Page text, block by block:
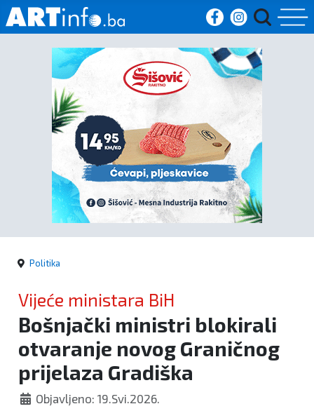
Početna
Vijesti
Sport
Kultura
Crna
kronika
Politika
Zanimljivosti
Politika
Vijeće ministara BiH
Bošnjački ministri blokirali
otvaranje novog Graničnog
prijelaza Gradiška
Objavljeno: 19.Svi.2026.